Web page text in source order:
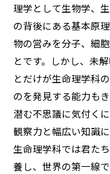
理学として生物学、
の背後にある基本原
物の営みを分子、細
とです。しかし、未
とだけが生命理学科
のを発見する能力も
潜む不思議に気付く
観察力と幅広い知識
生命理学科では君た
養し、世界の第一線